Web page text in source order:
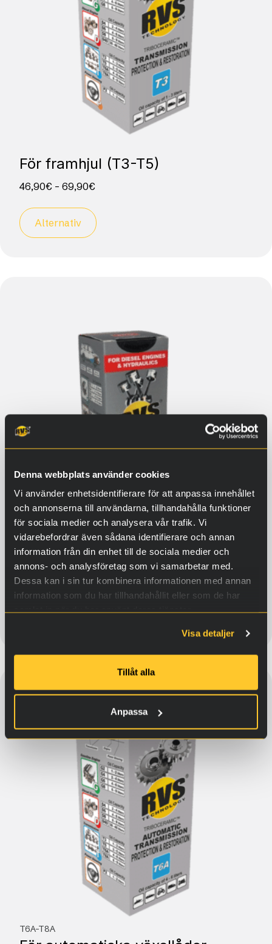
Denna webbplats använder cookies
Vi använder enhetsidentifierare för att anpassa innehållet
och annonserna till användarna, tillhandahålla funktioner
för sociala medier och analysera vår trafik. Vi
vidarebefordrar även sådana identifierare och annan
information från din enhet till de sociala medier och
annons- och analysföretag som vi samarbetar med.
Dessa kan i sin tur kombinera informationen med annan
information som du har tillhandahållit eller som de har
samlat in när du har använt deras tjänster.
Visa detaljer
Tillåt alla
Anpassa
För framhjul (T3-T5)
46,90€ – 69,90€
Alternativ
Dieselmotorer och hydraulik
329,90€
Köp
T6A-T8A